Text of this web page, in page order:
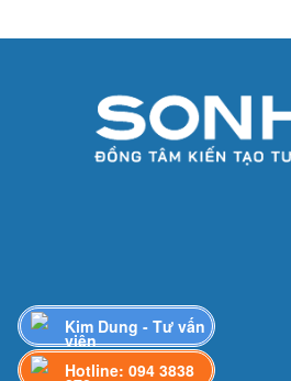
Kim Dung - Tư vấn
viên
Hotline: 094 3838